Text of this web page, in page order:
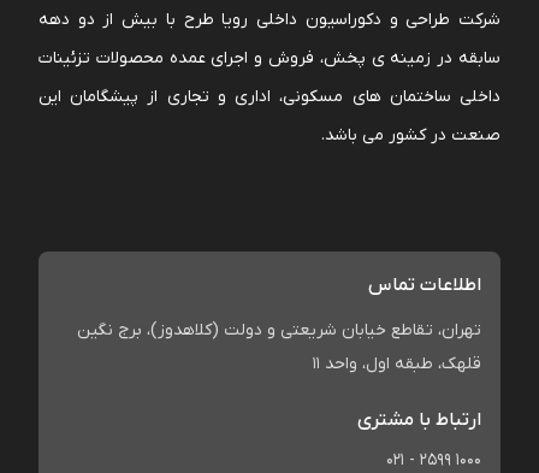
شرکت طراحی و دکوراسیون داخلی رویا طرح با بیش از دو دهه
سابقه در زمینه ی پخش، فروش و اجرای عمده محصولات تزئینات
داخلی ساختمان های مسکونی، اداری و تجاری از پیشگامان این
صنعت در کشور می باشد.
اطلاعات تماس
تهران، تقاطع خیابان شریعتی و دولت (کلاهدوز)، برج نگین
قلهک، طبقه اول، واحد 11
ارتباط با مشتری
021 - 2599 1000